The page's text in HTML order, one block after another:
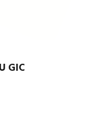
GIC